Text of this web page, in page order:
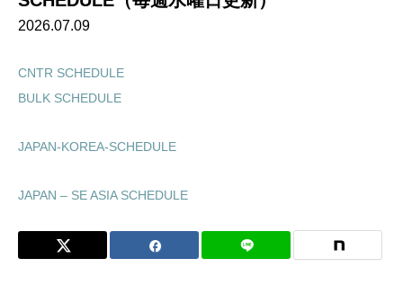
2026.07.09
CNTR SCHEDULE
BULK SCHEDULE
JAPAN-KOREA-SCHEDULE
JAPAN – SE ASIA SCHEDULE